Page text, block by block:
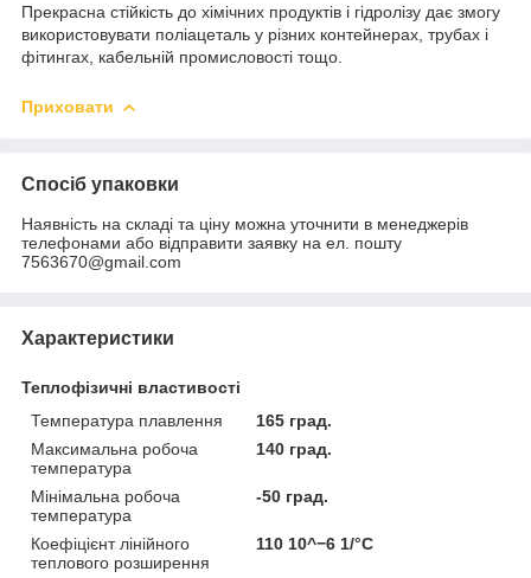
Прекрасна стійкість до хімічних продуктів і гідролізу дає змогу
використовувати поліацеталь у різних контейнерах, трубах і
фітингах, кабельній промисловості тощо.
Приховати
Спосіб упаковки
Наявність на складі та ціну можна уточнити в менеджерів
телефонами або відправити заявку на ел. пошту
7563670@gmail.com
Характеристики
Теплофізичні властивості
Температура плавлення
165 град.
Максимальна робоча
температура
140 град.
Мінімальна робоча
температура
-50 град.
Коефіцієнт лінійного
теплового розширення
110 10^−6 1/°C